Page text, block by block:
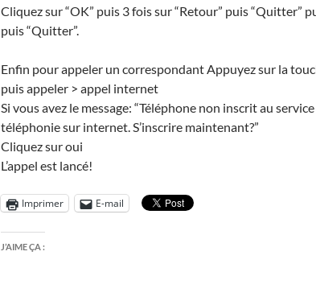
Cliquez sur “OK” puis 3 fois sur “Retour” puis “Quitter”
puis “Quitter”.
Enfin pour appeler un correspondant Appuyez sur la
puis appeler > appel internet
Si vous avez le message: “Téléphone non inscrit au
téléphonie sur internet. S’inscrire maintenant?”
Cliquez sur oui
L’appel est lancé!
Imprimer E-mail
J’AIME ÇA :